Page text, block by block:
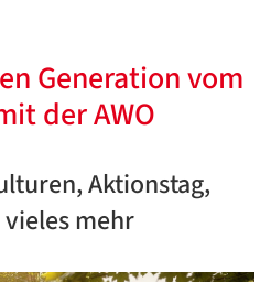
Generation vom
der AWO
Aktionstag,
mehr